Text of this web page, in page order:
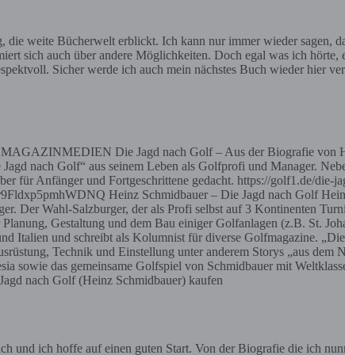
weite Bücherwelt erblickt. Ich kann nur immer wieder sagen,
sich auch über andere Möglichkeiten. Doch egal was ich
Sicher werde ich auch mein nächstes Buch wieder hier
Die Jagd nach Golf – Aus der Biografie von
nach Golf“ aus seinem Leben als Golfprofi und Manager.
für Anfänger und Fortgeschrittene gedacht. https://golf1.de/
Heinz Schmidbauer – Die Jagd nach Golf
Der Wahl-Salzburger, der als Profi selbst auf 3 Kontinenten
Gestaltung und dem Bau einiger Golfanlagen (z.B. St.
Italien und schreibt als Kolumnist für diverse Golfmagazine.
Technik und Einstellung unter anderem Storys „aus
sowie das gemeinsame Golfspiel von Schmidbauer mit
nach Golf (Heinz Schmidbauer) kaufen
und ich hoffe auf einen guten Start. Von der Biografie die ich